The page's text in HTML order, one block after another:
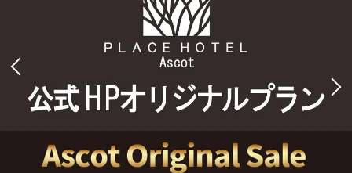
大人1名 1室
税・手数料込
Wi-Fiあり（無料）